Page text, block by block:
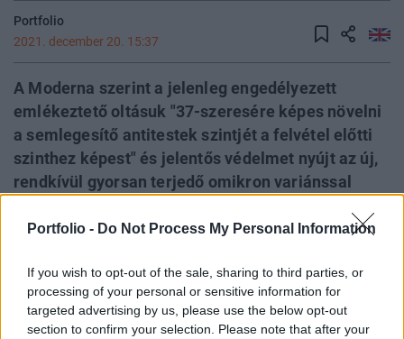
Portfolio - Do Not Process My Personal Information
If you wish to opt-out of the sale, sharing to third parties, or
processing of your personal or sensitive information for
targeted advertising by us, please use the below opt-out
section to confirm your selection. Please note that after your
Portfolio
2021. december 20. 15:37
A Moderna szerint a jelenleg engedélyezett
emlékeztető oltásuk "37-szeresére képes növelni
a semlegesítő antitestek szintjét a felvétel előtti
szinthez képest" és jelentős védelmet nyújt az új,
rendkívül gyorsan terjedő omikron variánssal
emlékeztető oltás kétszeres adagja - 100
helyett - lényegesen hatékonyabb lehet. Az
örömteli hírt a befektetők is értékelik, komoly
pluszban nyitott a Moderna részvénye.